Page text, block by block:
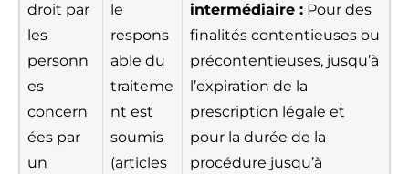
droit par
les
personn
es
concern
ées par
un
le
respons
able du
traiteme
nt est
soumis
(articles
intermédiaire : Pour des
finalités contentieuses ou
précontentieuses, jusqu’à
l’expiration de la
prescription légale et
pour la durée de la
procédure jusqu’à